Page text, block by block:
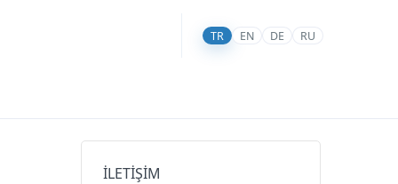
TR EN DE RU
İLETİŞİM